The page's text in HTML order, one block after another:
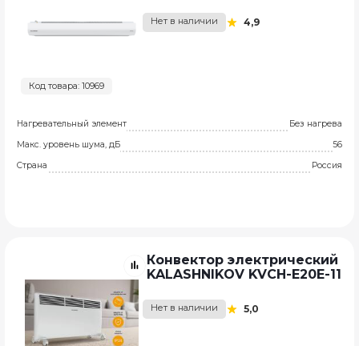
Код товара: 10969
Нет в наличии 4,9
Нагревательный элемент
Без нагрева
Макс. уровень шума, дБ
56
Страна
Россия
Конвектор электрический
KALASHNIKOV KVCH-E20E-11
Нет в наличии 5,0